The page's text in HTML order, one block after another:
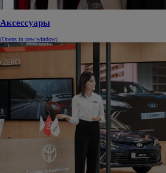
Аксессуары
(Opens in new window)